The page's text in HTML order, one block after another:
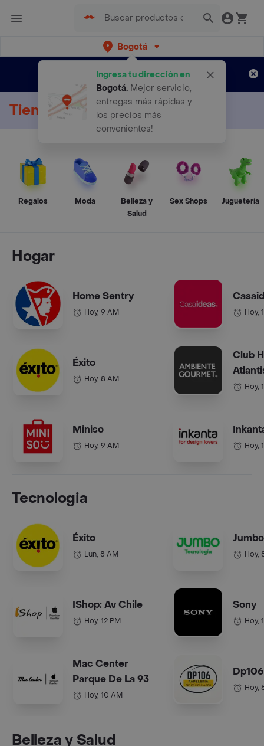
Bogotá
Ingresa tu dirección en
Bogotá. Mejor servicio,
entregas más rápidas y
los precios más
convenientes!
envíos gratis por semanas
Aplican TyC
Tienda Online
Regalos Moda
Belleza y
Salud
Sex Shops Juguetería
Hogar
Home Sentry
Hoy, 9 AM
Éxito
Hoy, 8 AM
Miniso
Hoy, 9 AM
Hoy,
Club
Hoy,
Hoy,
Tecnologia
Éxito
Lun, 8 AM
IShop: Av Chile
Hoy, 12 PM
Mac Center
Parque De La 93
Hoy, 10 AM
Jumbo
Hoy,
Sony
Hoy,
Dp106
Hoy,
Belleza y Salud